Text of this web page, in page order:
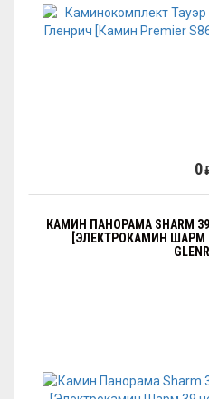
0
КАМИН ПАНОРАМА SHARM
[ЭЛЕКТРОКАМИН